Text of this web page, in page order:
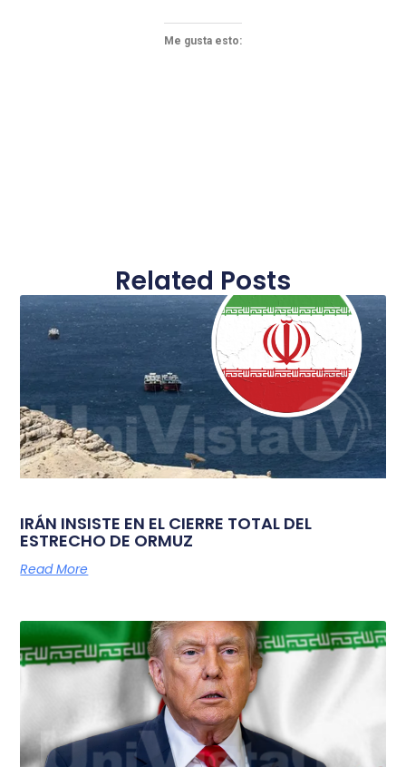
Me gusta esto:
Related Posts
IRÁN INSISTE EN EL CIERRE TOTAL DEL
ESTRECHO DE ORMUZ
Read More